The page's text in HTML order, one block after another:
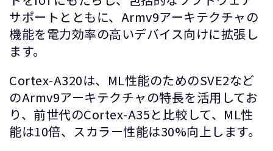
サポートとともに、Armv9アーキテクチャの
機能を電力効率の高いデバイス向けに拡張し
ます。
Cortex-A320は、ML性能のためのSVE2など
のArmv9アーキテクチャの特長を活用してお
り、前世代のCortex-A35と比較して、ML性
能は10倍、スカラー性能は30%向上します。